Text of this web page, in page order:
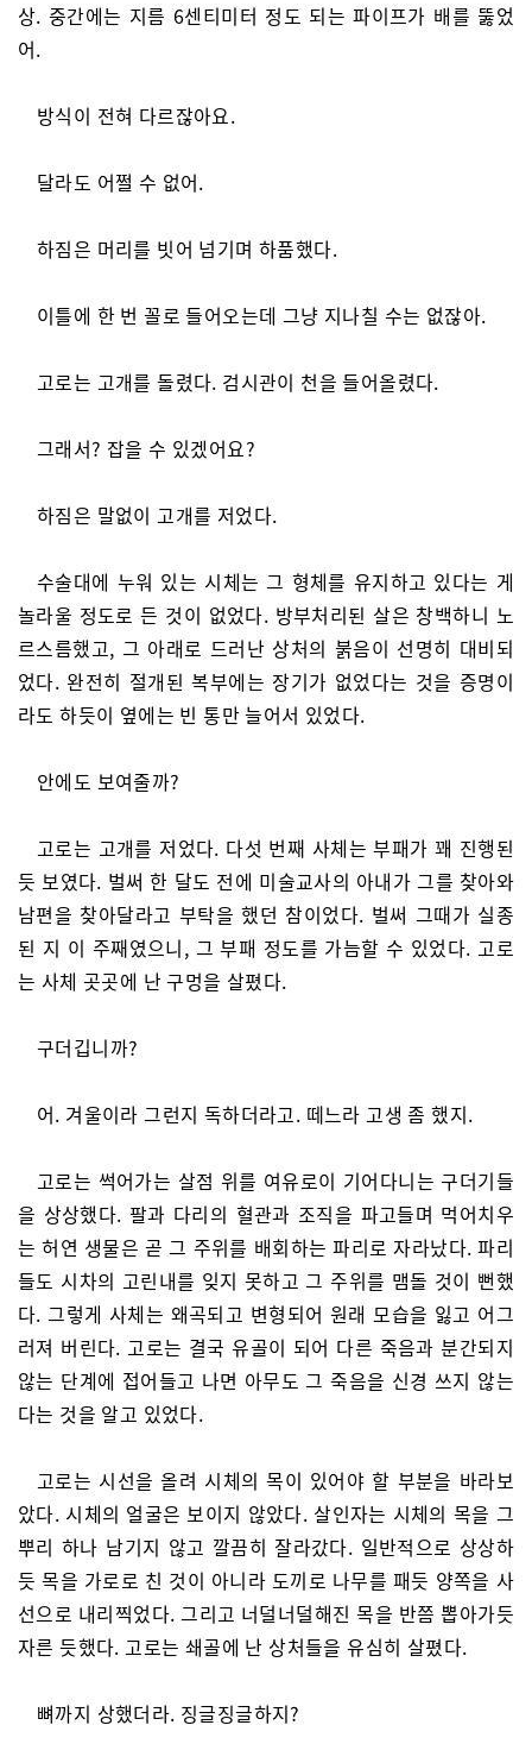
상. 중간에는 지름 6센티미터 정도 되는 파이프가 배를 뚫었
어.
방식이 전혀 다르잖아요.
달라도 어쩔 수 없어.
하짐은 머리를 빗어 넘기며 하품했다.
이틀에 한 번 꼴로 들어오는데 그냥 지나칠 수는 없잖아.
고로는 고개를 돌렸다. 검시관이 천을 들어올렸다.
그래서? 잡을 수 있겠어요?
하짐은 말없이 고개를 저었다.
수술대에 누워 있는 시체는 그 형체를 유지하고 있다는 게
놀라울 정도로 든 것이 없었다. 방부처리된 살은 창백하니 노
르스름했고, 그 아래로 드러난 상처의 붉음이 선명히 대비되
었다. 완전히 절개된 복부에는 장기가 없었다는 것을 증명이
라도 하듯이 옆에는 빈 통만 늘어서 있었다.
안에도 보여줄까?
고로는 고개를 저었다. 다섯 번째 사체는 부패가 꽤 진행된
듯 보였다. 벌써 한 달도 전에 미술교사의 아내가 그를 찾아와
남편을 찾아달라고 부탁을 했던 참이었다. 벌써 그때가 실종
된 지 이 주째였으니, 그 부패 정도를 가늠할 수 있었다. 고로
는 사체 곳곳에 난 구멍을 살폈다.
구더깁니까?
어. 겨울이라 그런지 독하더라고. 떼느라 고생 좀 했지.
고로는 썩어가는 살점 위를 여유로이 기어다니는 구더기들
을 상상했다. 팔과 다리의 혈관과 조직을 파고들며 먹어치우
는 허연 생물은 곧 그 주위를 배회하는 파리로 자라났다. 파리
들도 시차의 고린내를 잊지 못하고 그 주위를 맴돌 것이 뻔했
다. 그렇게 사체는 왜곡되고 변형되어 원래 모습을 잃고 어그
러져 버린다. 고로는 결국 유골이 되어 다른 죽음과 분간되지
않는 단계에 접어들고 나면 아무도 그 죽음을 신경 쓰지 않는
다는 것을 알고 있었다.
고로는 시선을 올려 시체의 목이 있어야 할 부분을 바라보
았다. 시체의 얼굴은 보이지 않았다. 살인자는 시체의 목을 그
뿌리 하나 남기지 않고 깔끔히 잘라갔다. 일반적으로 상상하
듯 목을 가로로 친 것이 아니라 도끼로 나무를 패듯 양쪽을 사
선으로 내리찍었다. 그리고 너덜너덜해진 목을 반쯤 뽑아가듯
자른 듯했다. 고로는 쇄골에 난 상처들을 유심히 살폈다.
뼈까지 상했더라. 징글징글하지?